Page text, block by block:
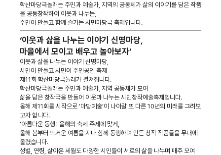
학산마당극놀래는 주민과 예술가, 지역의 공동체가 삶의 이야기를 담은 작품
을 공동창작하여 이웃과 나누는,
주민이 만들고 함께 즐기는 시민마당극 축제입니다.
‘이웃과 삶을 나누는 이야기 신명마당,
마을에서 모이고 배우고 놀아보자’
이웃과 삶을 나누는 이야기 신명마당,
시민이 만들고 시민이 주인공인 축제
제11회 학산마당극놀래가 펼쳐집니다.
학산마당극놀래는 주민과 예술가, 지역 공동체가 모여
삶을 담은 창작극을 만들어 이웃과 나누는 시민창작예술축제입니다.
올해 제11회를 시작으로 ‘마당예술’이 나아갈 또 다른 10년의 미래를 그려보
고자 합니다.
‘아름다운 동행.’ 올해의 축제 주제에 맞게,
올해 봄부터 뜨거운 여름을 지나 함께 동행하며 만든 창작 작품들을 무대에
올렸습니다.
성별, 연령, 살아온 세월도 다양한 시민들이 서로의 삶을 나누며 매주 모여